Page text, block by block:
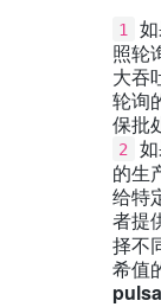
1
照轮
大吞
轮询
保批
2
的生
给特
者提
择不
希值